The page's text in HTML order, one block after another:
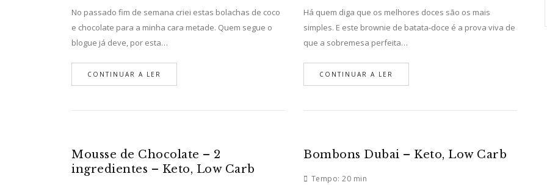
No passado fim de semana criei estas bolachas de coco
e chocolate para a minha cara metade. Quem segue o
blogue já deve, por esta…
CONTINUAR A LER
Há quem diga que os melhores doces são os mais
simples. E este brownie de batata-doce é a prova viva de
que a sobremesa perfeita…
CONTINUAR A LER
Mousse de Chocolate – 2
ingredientes – Keto, Low Carb
Bombons Dubai – Keto, Low Carb
Tempo: 20 min